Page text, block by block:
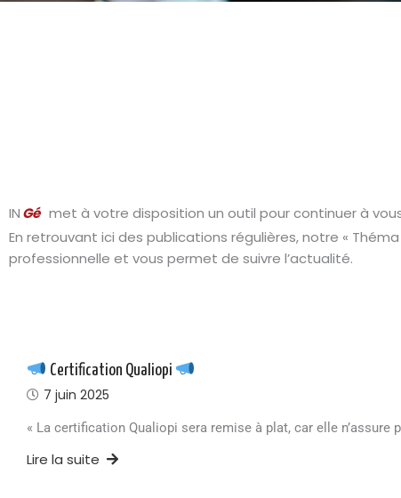
INGé met à votre disposition un outil pour continuer à
En retrouvant ici des publications régulières, notre «
professionnelle et vous permet de suivre l’actualité.
Certification Qualiopi
7 juin 2025
« La certification Qualiopi sera remise à plat, car elle n’assure
Lire la suite